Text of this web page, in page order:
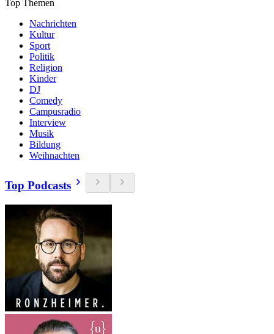
Top Themen
Nachrichten
Kultur
Sport
Politik
Religion
Kinder
DJ
Comedy
Campusradio
Interview
Musik
Bildung
Weihnachten
Top Podcasts